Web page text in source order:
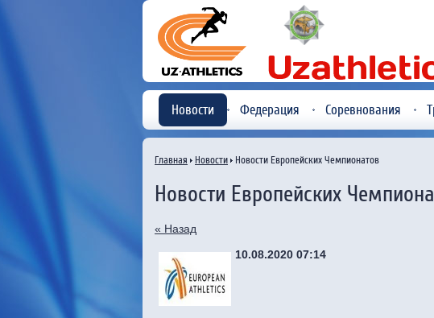
Новости Федерация Соревнования
Главная Новости Новости Европейских Чемпионатов
Новости Европейских
« Назад
10.08.2020 07:14